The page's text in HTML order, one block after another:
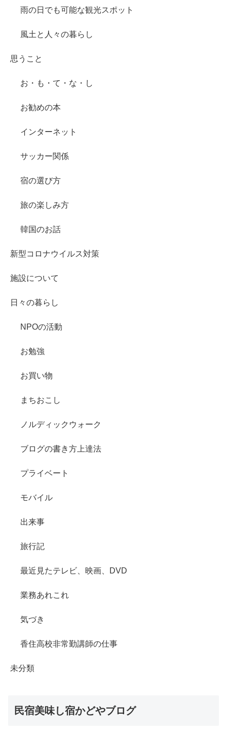
雨の日でも可能な観光スポット
風土と人々の暮らし
思うこと
お・も・て・な・し
お勧めの本
インターネット
サッカー関係
宿の選び方
旅の楽しみ方
韓国のお話
新型コロナウイルス対策
施設について
日々の暮らし
NPOの活動
お勉強
お買い物
まちおこし
ノルディックウォーク
ブログの書き方上達法
プライベート
モバイル
出来事
旅行記
最近見たテレビ、映画、DVD
業務あれこれ
気づき
香住高校非常勤講師の仕事
未分類
民宿美味し宿かどやブログ